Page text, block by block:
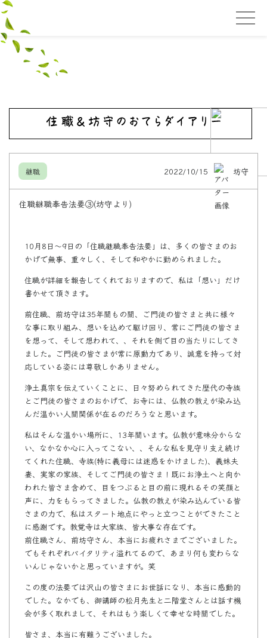
継職 2022/10/15 坊守
住職継職奉告法要③(坊守より)
10月8日〜9日の「住職継職奉告法要」は、多くの皆さまのお
かげで無事、重々しく、そして和やかに勤められました。
住職が詳細を報告してくれておりますので、私は「想い」だけ
書かせて頂きます。
前住職、前坊守は35年間もの間、ご門徒の皆さまと共に様々
な事に取り組み、想いを込めて駆け回り、常にご門徒の皆さま
を想って、そして想われて、、それを側で目の当たりにしてき
ました。ご門徒の皆さまが常に原動力であり、誠意を持って対
応している姿には尊敬しかありません。
浄土真宗を伝えていくことに、日々努められてきた歴代の寺族
とご門徒の皆さまのおかげで、お寺には、仏教の教えが染み込
んだ温かい人間関係が在るのだろうなと思います。
私はそんな温かい場所に、13年間います。仏教が意味分からな
い、なかなか心に入ってこない、、そんな私を見守り支え続け
てくれた住職、寺族(特に義母には迷惑をかけました)、義妹夫
妻、実家の家族、そしてご門徒の皆さま！既にお浄土へと向か
われた皆さま含めて、目をつぶると目の前に現れるその笑顔と
声に、力をもらってきました。仏教の教えが染み込んでいる皆
さまの力で、私はスタート地点にやっと立つことができたこと
に感謝です。教覚寺は大家族、皆大事な存在です。
前住職さん、前坊守さん、本当にお疲れさまでございました。
でもそれぞれバイタリティ溢れてるので、あまり何も変わらな
いんじゃないかと思っていますが。笑
この度の法要では沢山の皆さまにお世話になり、本当に感動的
でした。なかでも、御講師の松月先生と二階堂さんとは話す機
会が多く取れまして、それはもう楽しくて幸せな時間でした。
皆さま、本当に有難うございました。